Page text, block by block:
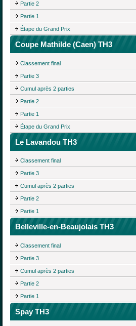
Partie 2
Partie 1
Étape du Grand Prix
Coupe Mathilde (Caen) TH3
Classement final
Partie 3
Cumul après 2 parties
Partie 2
Partie 1
Étape du Grand Prix
Le Lavandou TH3
Classement final
Partie 3
Cumul après 2 parties
Partie 2
Partie 1
Belleville-en-Beaujolais TH3
Classement final
Partie 3
Cumul après 2 parties
Partie 2
Partie 1
Spay TH3